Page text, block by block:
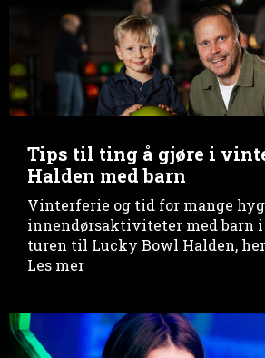
Tips til ting å gjøre i
Halden med barn
Vinterferie og tid for mange
innendørsaktiviteter med barn i
turen til Lucky Bowl Halden, her
Les mer